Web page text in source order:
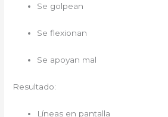
Se golpean
Se flexionan
Se apoyan mal
Resultado:
Líneas en pantalla